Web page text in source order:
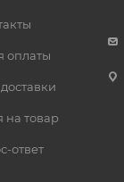
оплаты
на товар
ответ